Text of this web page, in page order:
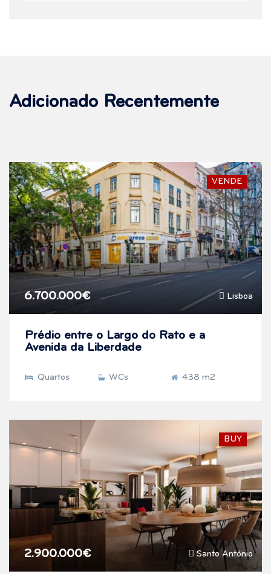
Adicionado Recentemente
VENDE
Lisboa
6.700.000€
Prédio entre o Largo do Rato e a
Avenida da Liberdade
Quartos WCs 438 m2
BUY
Santo António
2.900.000€